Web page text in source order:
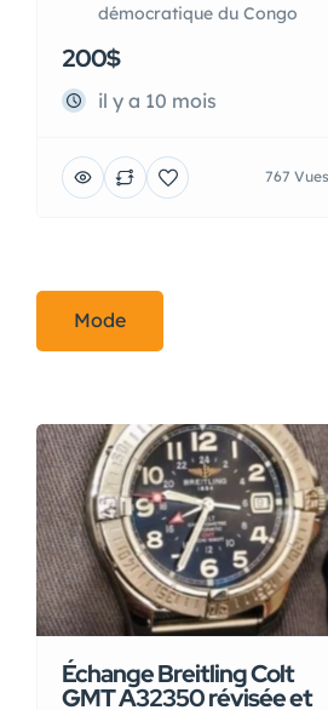
démocratique du Congo
200$
il y a 10 mois
767 Vues
Mode
Échange Breitling Colt
GMT A32350 révisée et